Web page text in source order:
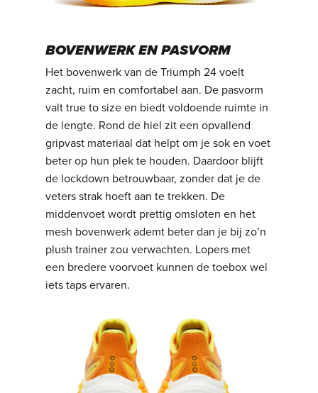
BOVENWERK EN PASVORM
Het bovenwerk van de Triumph 24 voelt
zacht, ruim en comfortabel aan. De pasvorm
valt true to size en biedt voldoende ruimte in
de lengte. Rond de hiel zit een opvallend
gripvast materiaal dat helpt om je sok en voet
beter op hun plek te houden. Daardoor blijft
de lockdown betrouwbaar, zonder dat je de
veters strak hoeft aan te trekken. De
middenvoet wordt prettig omsloten en het
mesh bovenwerk ademt beter dan je bij zo’n
plush trainer zou verwachten. Lopers met
een bredere voorvoet kunnen de toebox wel
iets taps ervaren.